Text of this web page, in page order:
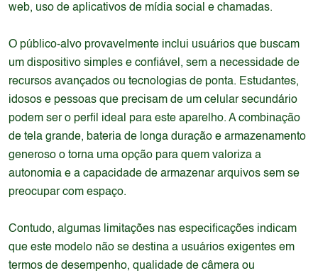
web, uso de aplicativos de mídia social e chamadas.
O público-alvo provavelmente inclui usuários que buscam
um dispositivo simples e confiável, sem a necessidade de
recursos avançados ou tecnologias de ponta. Estudantes,
idosos e pessoas que precisam de um celular secundário
podem ser o perfil ideal para este aparelho. A combinação
de tela grande, bateria de longa duração e armazenamento
generoso o torna uma opção para quem valoriza a
autonomia e a capacidade de armazenar arquivos sem se
preocupar com espaço.
Contudo, algumas limitações nas especificações indicam
que este modelo não se destina a usuários exigentes em
termos de desempenho, qualidade de câmera ou